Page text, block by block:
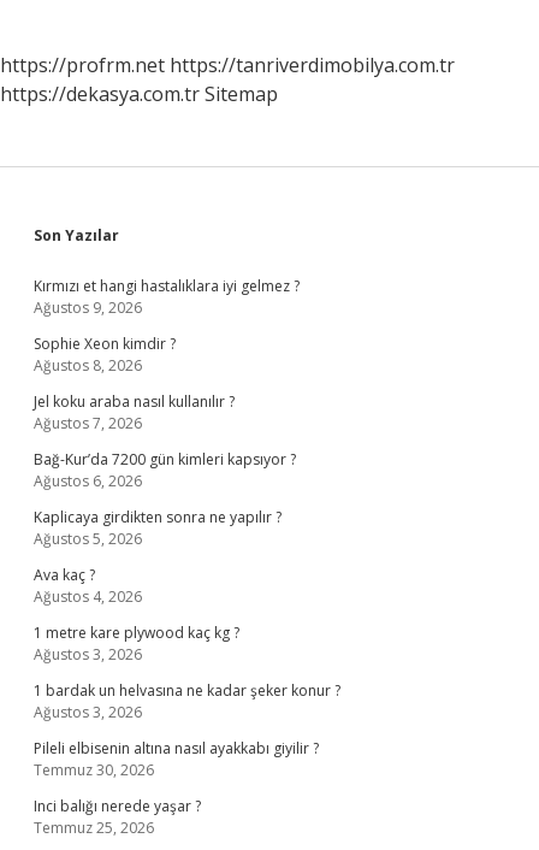
https://profrm.net https://tanriverdimobilya.com.tr
https://dekasya.com.trSitemap
Sidebar
Son Yazılar
Kırmızı et hangi hastalıklara iyi gelmez ?
Ağustos 9, 2026
Sophie Xeon kimdir ?
Ağustos 8, 2026
Jel koku araba nasıl kullanılır ?
Ağustos 7, 2026
Bağ-Kur’da 7200 gün kimleri kapsıyor ?
Ağustos 6, 2026
Kaplicaya girdikten sonra ne yapılır ?
Ağustos 5, 2026
Ava kaç ?
Ağustos 4, 2026
1 metre kare plywood kaç kg ?
Ağustos 3, 2026
1 bardak un helvasına ne kadar şeker konur ?
Ağustos 3, 2026
Pileli elbisenin altına nasıl ayakkabı giyilir ?
Temmuz 30, 2026
Inci balığı nerede yaşar ?
Temmuz 25, 2026